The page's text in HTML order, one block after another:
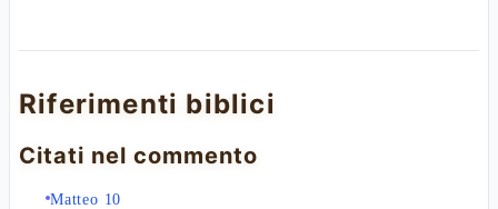
Riferimenti biblici
Citati nel commento
Matteo 10